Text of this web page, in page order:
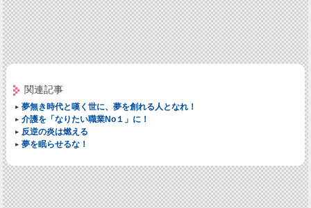
関連記事
夢無き時代と嘆く世に、夢を創れる人となれ！
介護を「なりたい職業No１」に！
反逆の炎は燃える
夢を眠らせるな！